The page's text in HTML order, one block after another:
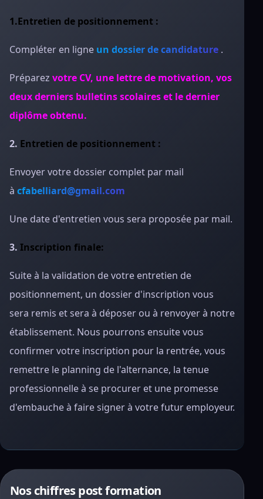
1.Entretien de positionnement :
Compléter en ligne un dossier de candidature .
Préparez votre CV, une lettre de motivation, vos
deux derniers bulletins scolaires et le dernier
diplôme obtenu.
2. Entretien de positionnement :
Envoyer votre dossier complet par mail
à cfabelliard@gmail.com
Une date d'entretien vous sera proposée par mail.
3. Inscription finale:
Suite à la validation de votre entretien de
positionnement, un dossier d'inscription vous
sera remis et sera à déposer ou à renvoyer à notre
établissement. Nous pourrons ensuite vous
confirmer votre inscription pour la rentrée, vous
remettre le planning de l'alternance, la tenue
professionnelle à se procurer et une promesse
d'embauche à faire signer à votre futur employeur.
Nos chiffres post formation